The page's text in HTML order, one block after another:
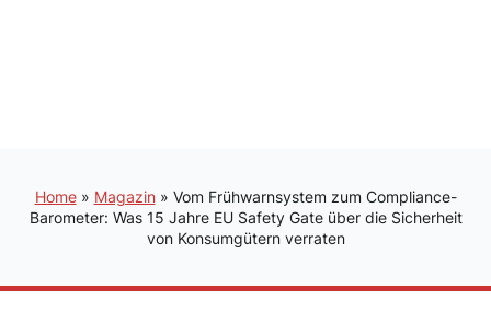
Home» Magazin» Vom Frühwarnsystem zum Compliance-
Barometer: Was 15 Jahre EU Safety Gate über die Sicherheit
von Konsumgütern verraten